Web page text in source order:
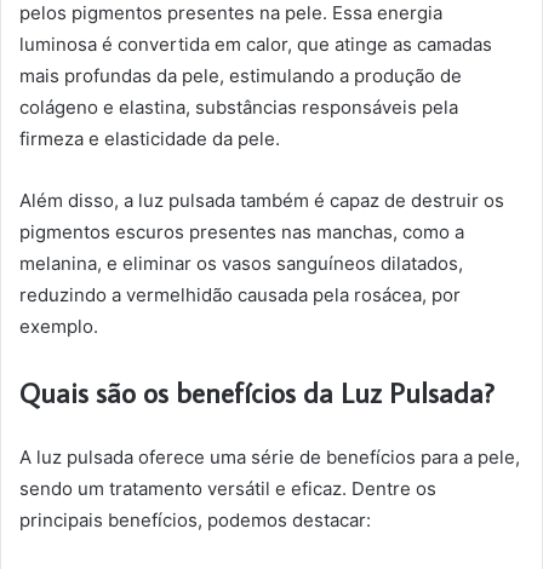
pelos pigmentos presentes na pele. Essa energia
luminosa é convertida em calor, que atinge as camadas
mais profundas da pele, estimulando a produção de
colágeno e elastina, substâncias responsáveis pela
firmeza e elasticidade da pele.
Além disso, a luz pulsada também é capaz de destruir os
pigmentos escuros presentes nas manchas, como a
melanina, e eliminar os vasos sanguíneos dilatados,
reduzindo a vermelhidão causada pela rosácea, por
exemplo.
Quais são os benefícios da Luz Pulsada?
A luz pulsada oferece uma série de benefícios para a pele,
sendo um tratamento versátil e eficaz. Dentre os
principais benefícios, podemos destacar: